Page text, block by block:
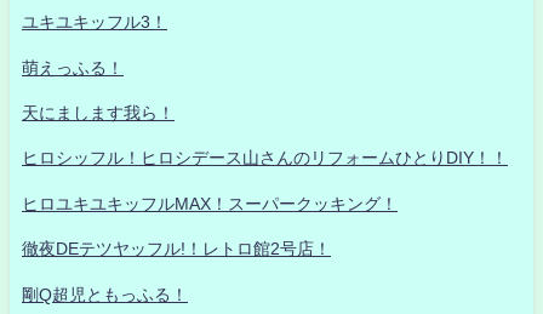
ユキユキッフル3！
萌えっふる！
天にまします我ら！
ヒロシッフル！ヒロシデース山さんのリフォームひとりDIY！！
ヒロユキユキッフルMAX！スーパークッキング！
徹夜DEテツヤッフル!！レトロ館2号店！
剛Q超児ともっふる！